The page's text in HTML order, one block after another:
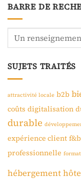
BARRE DE
SUJETS TRAITÉS
attractivité locale b2b
coûts digitalisation
durable
expérience client f&b
professionnelle
hébergement